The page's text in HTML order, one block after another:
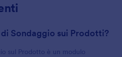
Sondaggio sui Prodotti?
sul Prodotto è un modulo